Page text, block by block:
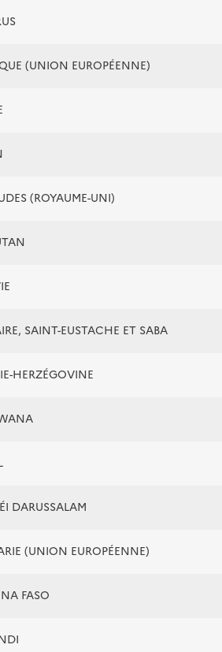
(UNION EUROPÉENNE)
(ROYAUME-UNI)
SAINT-EUSTACHE ET SABA
HERZÉGOVINE
DARUSSALAM
(UNION EUROPÉENNE)
FASO